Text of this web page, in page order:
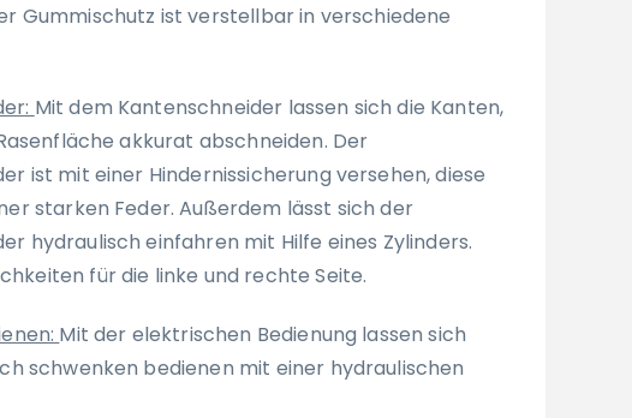
Gummischutz ist verstellbar in verschiedene
Mit dem Kantenschneider lassen sich die Kanten,
akkurat abschneiden. Der
ist mit einer Hindernissicherung versehen, diese
starken Feder. Außerdem lässt sich der
hydraulisch einfahren mit Hilfe eines Zylinders.
für die linke und rechte Seite.
Mit der elektrischen Bedienung lassen sich
schwenken bedienen mit einer hydraulischen